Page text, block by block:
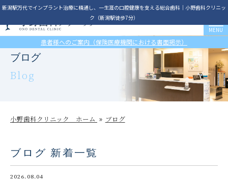
新潟駅万代でインプラント治療に精通し、一生涯の口腔健康を支える総合歯科｜小野歯科クリニッ
ク（新潟駅徒歩7分）
患者様へのご案内（保険医療機関における書面掲示）
ブログ
Blog
小野歯科クリニック ホーム ブログ
ブログ 新着一覧
2026.08.04